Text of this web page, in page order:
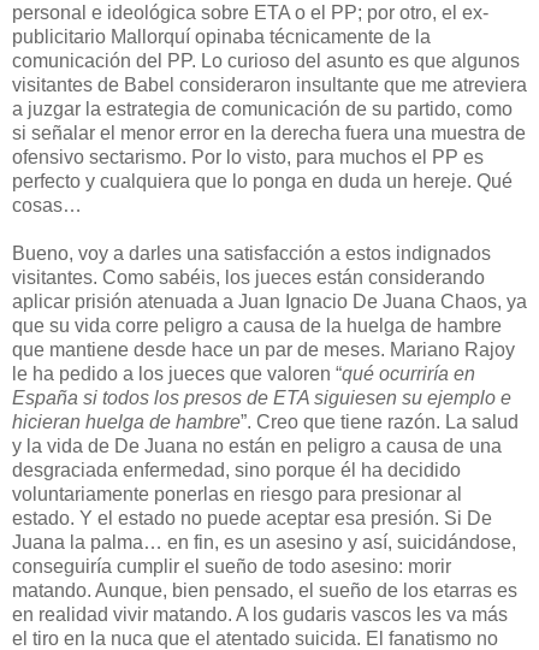
personal e ideológica sobre ETA o el PP; por otro, el ex-
publicitario Mallorquí opinaba técnicamente de la
comunicación del PP. Lo curioso del asunto es que algunos
visitantes de Babel consideraron insultante que me atreviera
a juzgar la estrategia de comunicación de su partido, como
si señalar el menor error en la derecha fuera una muestra de
ofensivo sectarismo. Por lo visto, para muchos el PP es
perfecto y cualquiera que lo ponga en duda un hereje. Qué
cosas…
Bueno, voy a darles una satisfacción a estos indignados
visitantes. Como sabéis, los jueces están considerando
aplicar prisión atenuada a Juan Ignacio De Juana Chaos, ya
que su vida corre peligro a causa de la huelga de hambre
que mantiene desde hace un par de meses. Mariano Rajoy
le ha pedido a los jueces que valoren “qué ocurriría en
España si todos los presos de ETA siguiesen su ejemplo e
hicieran huelga de hambre”. Creo que tiene razón. La salud
y la vida de De Juana no están en peligro a causa de una
desgraciada enfermedad, sino porque él ha decidido
voluntariamente ponerlas en riesgo para presionar al
estado. Y el estado no puede aceptar esa presión. Si De
Juana la palma… en fin, es un asesino y así, suicidándose,
conseguiría cumplir el sueño de todo asesino: morir
matando. Aunque, bien pensado, el sueño de los etarras es
en realidad vivir matando. A los gudaris vascos les va más
el tiro en la nuca que el atentado suicida. El fanatismo no